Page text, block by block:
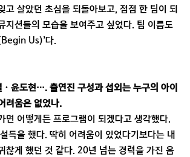
고 살았던 초심을 되돌아보고, 점점 한 팀이 되
지션들의 모습을 보여주고 싶었다. 팀 이름도
Us)’다.
윤도현…. 출연진 구성과 섭외는 누구의 아이
려움은 없었나.
면 어떻게든 프로그램이 되겠다고 생각했다.
득을 했다. 딱히 어려움이 있었다기보다는 내
찮게 했던 것 같다. 20년 넘는 경력을 가진 음